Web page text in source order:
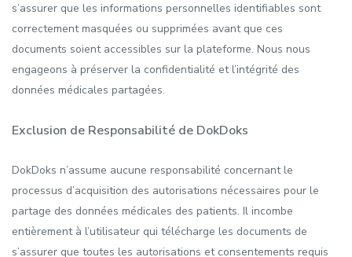
s’assurer que les informations personnelles identifiables sont
correctement masquées ou supprimées avant que ces
documents soient accessibles sur la plateforme. Nous nous
engageons à préserver la confidentialité et l’intégrité des
données médicales partagées.
Exclusion de Responsabilité de DokDoks
DokDoks n’assume aucune responsabilité concernant le
processus d’acquisition des autorisations nécessaires pour le
partage des données médicales des patients. Il incombe
entièrement à l’utilisateur qui télécharge les documents de
s’assurer que toutes les autorisations et consentements requis